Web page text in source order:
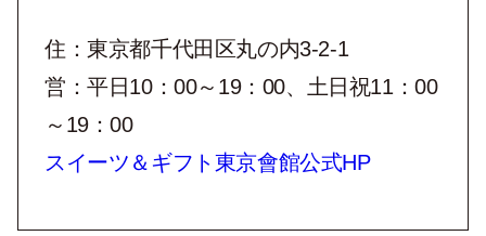
住：東京都千代田区丸の内3-2-1
営：平日10：00～19：00、土日祝11：00
～19：00
スイーツ＆ギフト東京會館公式HP